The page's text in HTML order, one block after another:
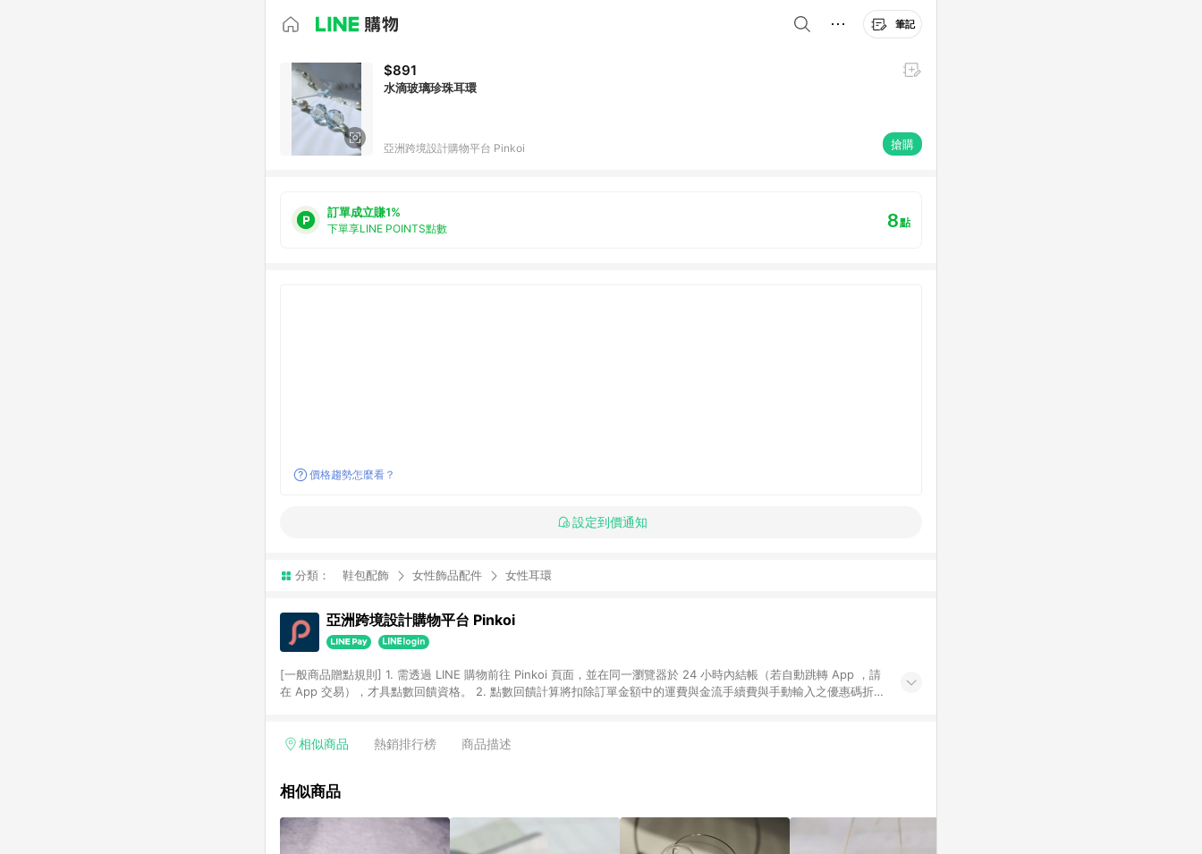
筆記
$891
水滴玻璃珍珠耳環
亞洲跨境設計購物平台 Pinkoi 搶購
訂單成立賺1%
下單享LINE POINTS點數 8點
價格趨勢怎麼看？
設定到價通知
分類： 鞋包配飾 女性飾品配件 女性耳環
亞洲跨境設計購物平台 Pinkoi
[一般商品贈點規則] 1. 需透過 LINE 購物前往 Pinkoi 頁面，並在同一瀏覽器於 24 小時內結帳（若自動跳轉 App ，請
在 App 交易），才具點數回饋資格。 2. 點數回饋計算將扣除訂單金額中的運費與金流手續費與手動輸入之優惠碼折
格，部分退款不在此限。 6. APP 請更新至Android v4.6.0 / iOS v4.1.5 以上才具贈點資格。 7. 點數將於出貨後 45 天
使用規則請以點數紅包活動說明為準。 11. 若於 LINE 購物前往 Pinkoi 頁面後才首次下載 Pinkoi APP 並完成訂單，不
相似商品 熱銷排行榜 商品描述
相似商品